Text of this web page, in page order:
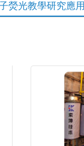
熒光教學研究應用